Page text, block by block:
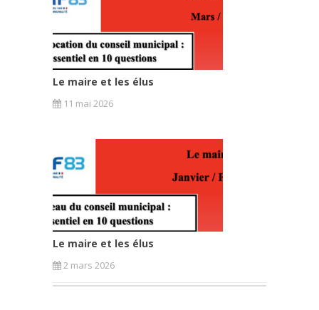
Le maire et les élus
11 mai 2026
Le maire et les élus
2 mars 2026